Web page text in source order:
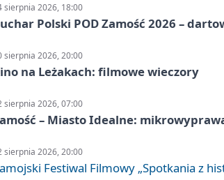
sierpnia 2026, 18:00
Polski POD Zamość 2026 –
sierpnia 2026, 20:00
na Leżakach: filmowe wieczory
sierpnia 2026, 07:00
– Miasto Idealne:
sierpnia 2026, 20:00
Festiwal Filmowy „Spotkania z